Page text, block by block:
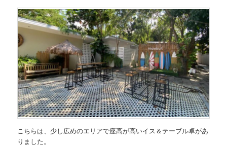
こちらは、少し広めのエリアで座高が高いイス＆テーブル卓があ
りました。